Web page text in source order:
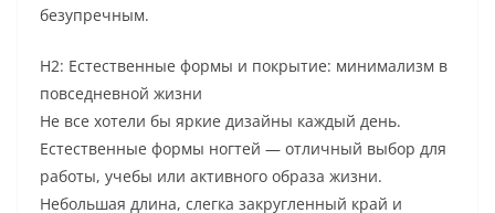
безупречным.
H2: Естественные формы и покрытие: минимализм в
повседневной жизни
Не все хотели бы яркие дизайны каждый день.
Естественные формы ногтей — отличный выбор для
работы, учебы или активного образа жизни.
Небольшая длина, слегка закругленный край и